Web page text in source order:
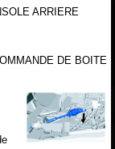
ARRIERE
DE BOITE